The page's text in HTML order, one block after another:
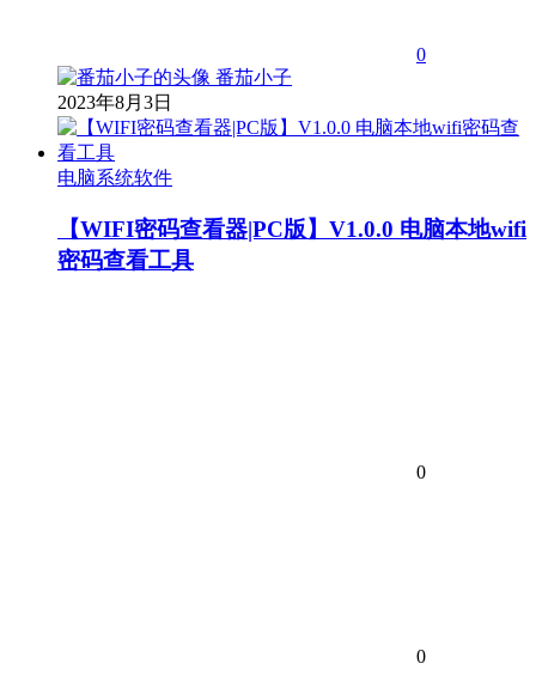
0
番茄小子
2023年8月3日
电脑系统软件
【WIFI密码查看器|PC版】V1.0.0 电脑本地wifi
密码查看工具
0
0